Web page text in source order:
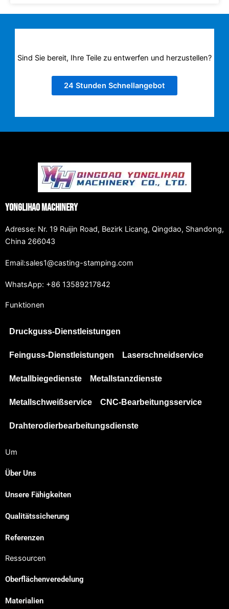
Sind Sie bereit, Ihre Teile zu entwerfen und herzustellen?
24 Stunden Schnellangebot
Yonglihao Machinery
Adresse: Nr. 19 Ruijin Road, Bezirk Licang, Qingdao, Shandong,
China 266043
Email:sales1@casting-stamping.com
WhatsApp: +86 13589217842
Funktionen
Druckguss-Dienstleistungen
Feinguss-Dienstleistungen Laserschneidservice
Metallbiegedienste Metallstanzdienste
Metallschweißservice CNC-Bearbeitungsservice
Drahterodierbearbeitungsdienste
Um
Über Uns
Unsere Fähigkeiten
Qualitätssicherung
Referenzen
Ressourcen
Oberflächenveredelung
Materialien